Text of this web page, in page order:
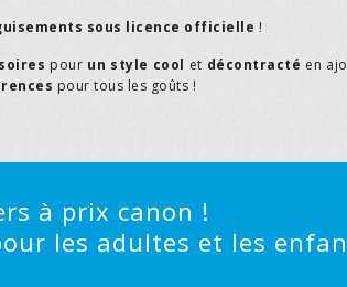
sous licence officielle !
pour un style cool et décontracté en
pour tous les goûts !
à prix canon !
les adultes et les